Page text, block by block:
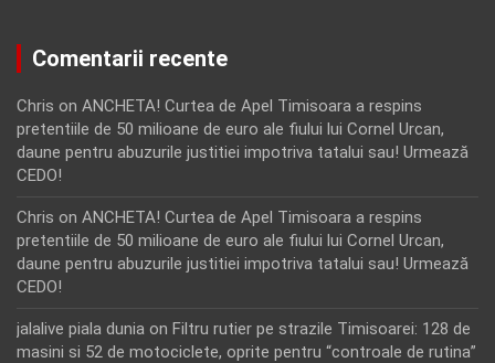
Comentarii recente
Chris on ANCHETA! Curtea de Apel Timisoara a respins
pretentiile de 50 milioane de euro ale fiului lui Cornel Urcan,
daune pentru abuzurile justitiei impotriva tatalui sau! Urmează
CEDO!
Chris on ANCHETA! Curtea de Apel Timisoara a respins
pretentiile de 50 milioane de euro ale fiului lui Cornel Urcan,
daune pentru abuzurile justitiei impotriva tatalui sau! Urmează
CEDO!
jalalive piala dunia on Filtru rutier pe strazile Timisoarei: 128 de
masini si 52 de motociclete, oprite pentru “controale de rutina”